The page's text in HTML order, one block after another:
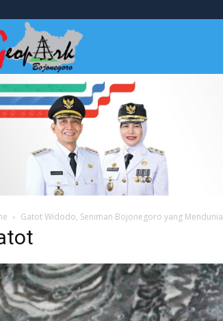
Bojonegoro
Gatot Widodo, Seniman Bojonegoro yang Mendunia